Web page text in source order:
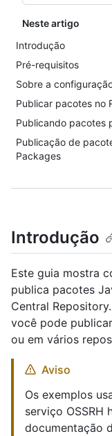
Neste artigo
Introdução
Pré-requisitos
Sobre a
Publicar pacotes no
Publicando pacotes
Publicação de
Packages
Introdução
Este guia mostra
publica pacotes
Central
você pode
ou em vários
Aviso
Os exemplos
serviço OSSRH
documentação